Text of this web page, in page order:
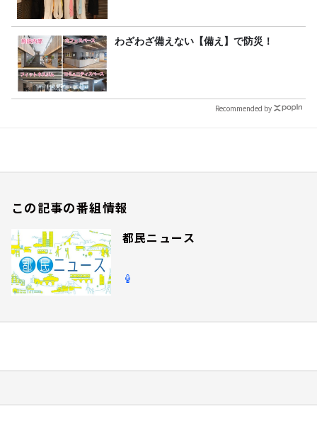
わざわざ備えない【備え】で防災！
Recommended by
この記事の番組情報
都民ニュース